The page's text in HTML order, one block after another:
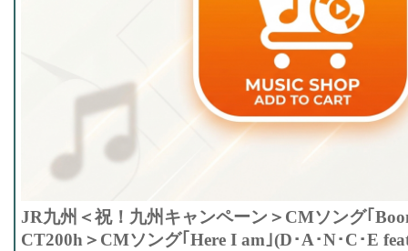
JR九州＜祝！九州キャンペーン＞CMソング｢
CT200h＞CMソング｢Here I am｣(D･A･N･C･E